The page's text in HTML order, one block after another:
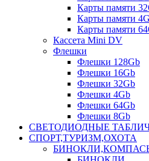
Карты памяти
Карты памяти
Карты памяти
Кассета Mini DV
Флешки
Флешки 128Gb
Флешки 16Gb
Флешки 32Gb
Флешки 4Gb
Флешки 64Gb
Флешки 8Gb
СВЕТОДИОДНЫЕ
СПОРТ,ТУРИЗМ,ОХОТА